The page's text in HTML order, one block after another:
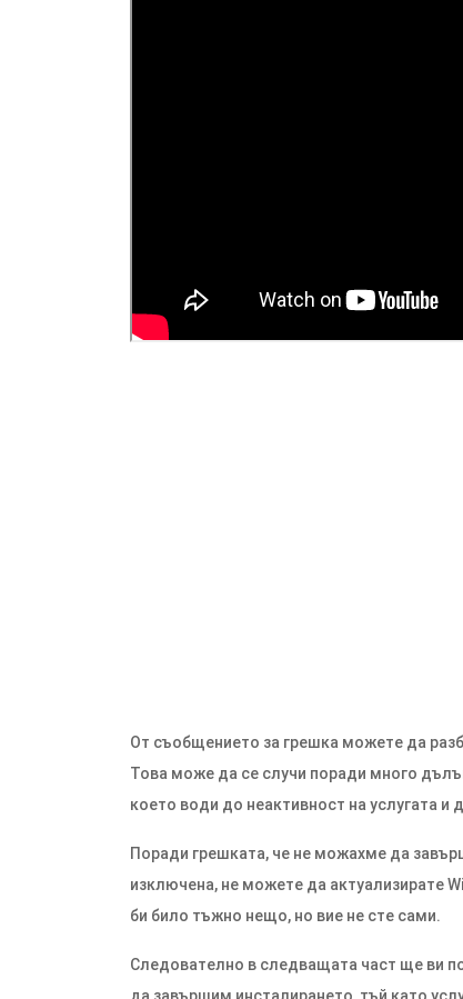
От съобщението за грешка можете да
Това може да се случи поради много
което води до неактивност на услугата и
Поради грешката, че не можахме да
изключена, не можете да актуализирате
би било тъжно нещо, но вие не сте сами.
Следователно в следващата част ще ви